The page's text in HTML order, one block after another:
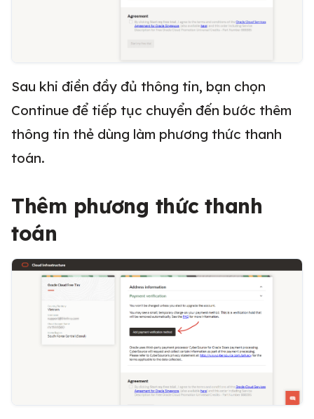
Sau khi điền đầy đủ thông tin, bạn chọn
Continue để tiếp tục chuyển đến bước thêm
thông tin thẻ dùng làm phương thức thanh
toán.
Thêm phương thức thanh
toán